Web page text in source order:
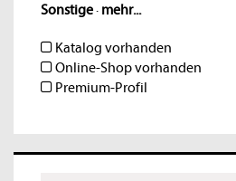
Sonstige· mehr...
Katalog vorhanden
Online-Shop vorhanden
Premium-Profil